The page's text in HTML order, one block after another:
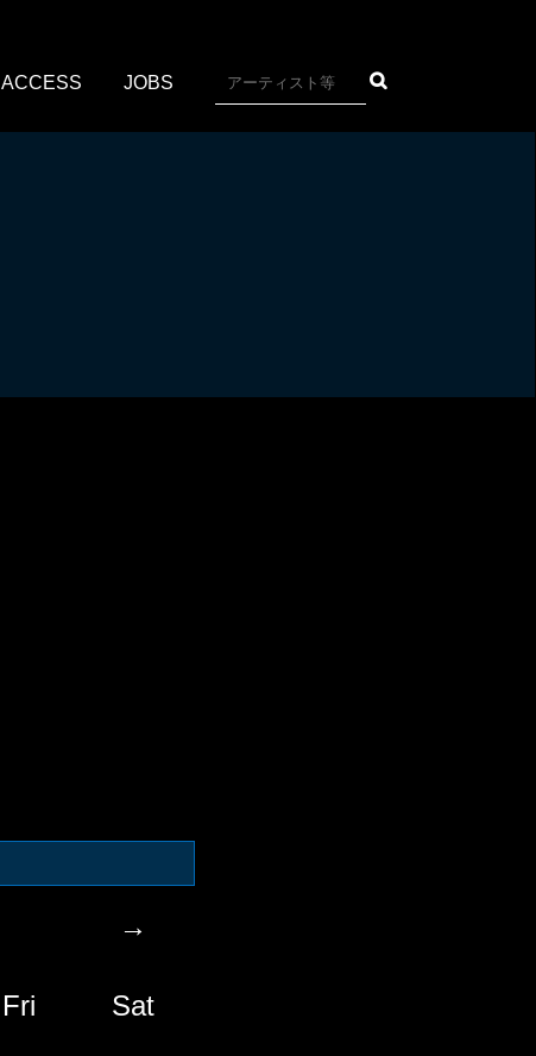
ACCESS JOBS
→
Fri Sat